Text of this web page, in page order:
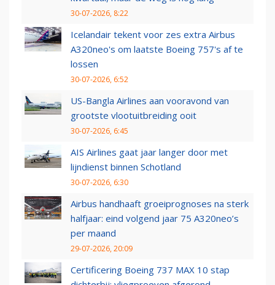
30-07-2026, 8:22
Icelandair tekent voor zes extra Airbus
A320neo's om laatste Boeing 757's af te
lossen
30-07-2026, 6:52
US-Bangla Airlines aan vooravond van
grootste vlootuitbreiding ooit
30-07-2026, 6:45
AIS Airlines gaat jaar langer door met
lijndienst binnen Schotland
30-07-2026, 6:30
Airbus handhaaft groeiprognoses na sterk
halfjaar: eind volgend jaar 75 A320neo’s
per maand
29-07-2026, 20:09
Certificering Boeing 737 MAX 10 stap